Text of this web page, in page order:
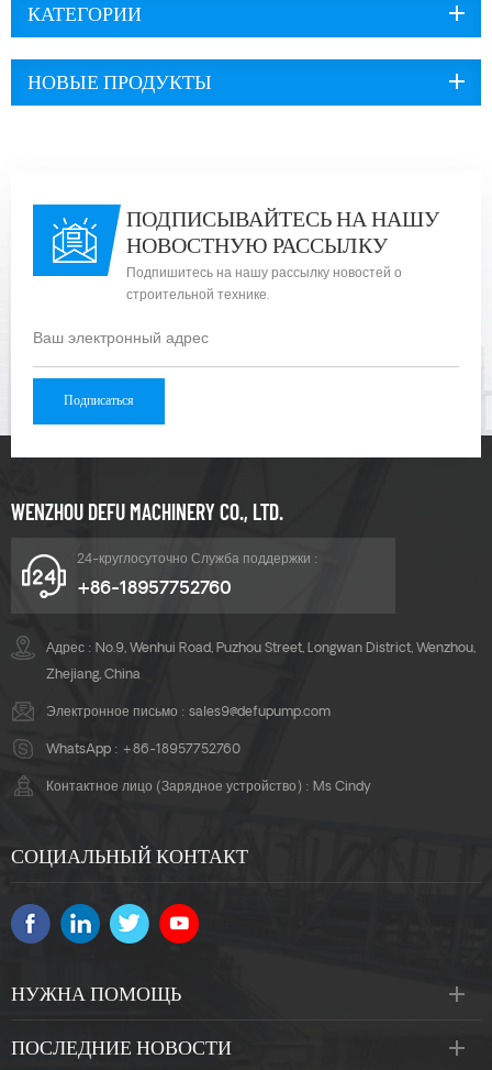
КАТЕГОРИИ
НОВЫЕ ПРОДУКТЫ
ПОДПИСЫВАЙТЕСЬ НА НАШУ
НОВОСТНУЮ РАССЫЛКУ
Подпишитесь на нашу рассылку новостей о
строительной технике.
WENZHOU DEFU MACHINERY CO., LTD.
24-круглосуточно Служба поддержки :
+86-18957752760
Адрес : No.9, Wenhui Road, Puzhou Street, Longwan District, Wenzhou,
Zhejiang, China
Электронное письмо : sales9@defupump.com
WhatsApp : +86-18957752760
Контактное лицо (Зарядное устройство) : Ms Cindy
СОЦИАЛЬНЫЙ КОНТАКТ
НУЖНА ПОМОЩЬ
ПОСЛЕДНИЕ НОВОСТИ